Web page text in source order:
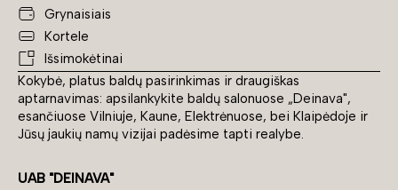
Kokybė, platus baldų pasirinkimas ir draugiškas
aptarnavimas: apsilankykite baldų salonuose „Deinava",
esančiuose Vilniuje, Kaune, Elektrėnuose, bei Klaipėdoje ir
Jūsų jaukių namų vizijai padėsime tapti realybe.
UAB "DEINAVA"
Grynaisiais
Kortele
Išsimokėtinai